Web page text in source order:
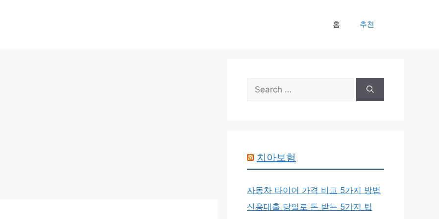
홈 추천
Search
for:
치아보험
자동차 타이어 가격 비교 5가지 방법
신용대출 당일로 돈 받는 5가지 팁